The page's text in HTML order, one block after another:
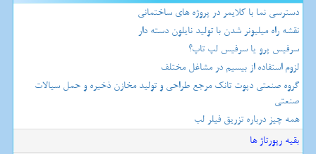
دسترسی نما با کلایمر در پروژه های ساختمانی
نقشه راه میلیونر شدن با تولید نایلون دسته دار
سرفیس پرو یا سرفیس لپ تاپ؟
لزوم استفاده از بیسیم در مشاغل مختلف
گروه صنعتی دپوت تانک مرجع طراحی و تولید مخازن ذخیره و حمل سیالات
صنعتی
همه چیز درباره تزریق فیلر لب
بقیه رپورتاژ ها